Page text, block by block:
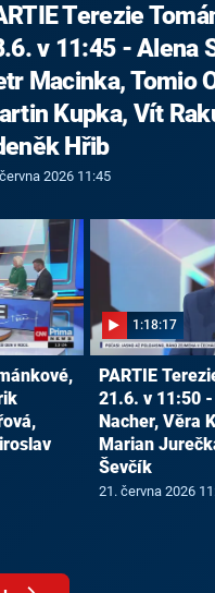
Terezie
v 11:45 - Alena
Macinka, Tomio
Kupka, Vít
Hřib
2026 11:45
1:18:17
PARTIE
21.6. v 11:50
Nacher, Věra
Marian
Ševčík
21. června 2026